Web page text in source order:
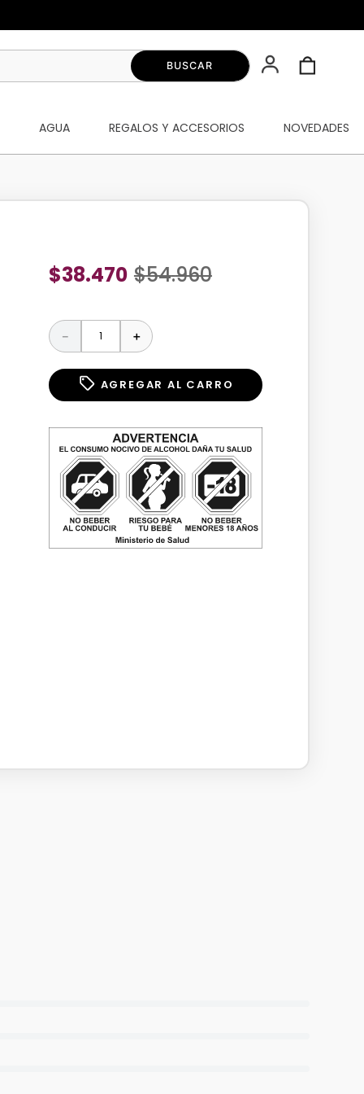
AGUA REGALOS Y ACCESORIOS NOVEDADES
$38.470 $54.960
＋
－
AGREGAR AL CARRO